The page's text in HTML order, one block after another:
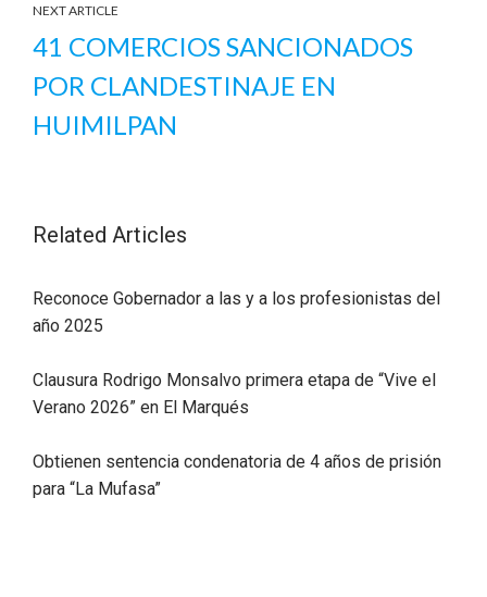
NEXT ARTICLE
41 COMERCIOS SANCIONADOS
POR CLANDESTINAJE EN
HUIMILPAN
Related Articles
Reconoce Gobernador a las y a los profesionistas del
año 2025
Clausura Rodrigo Monsalvo primera etapa de “Vive el
Verano 2026” en El Marqués
Obtienen sentencia condenatoria de 4 años de prisión
para “La Mufasa”